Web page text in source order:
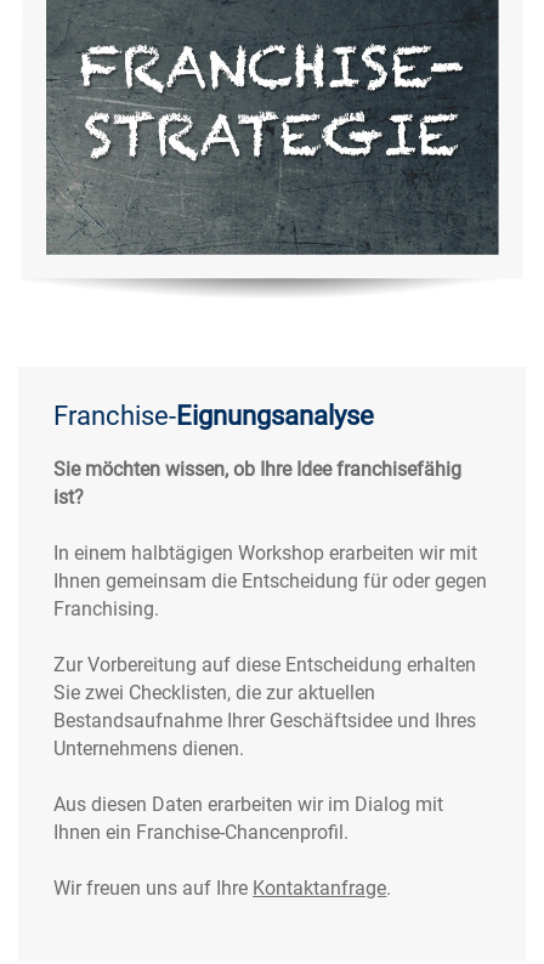
Franchise-Eignungsanalyse
Sie möchten wissen, ob Ihre Idee franchisefähig
ist?
In einem halbtägigen Workshop erarbeiten wir mit
Ihnen gemeinsam die Entscheidung für oder gegen
Franchising.
Zur Vorbereitung auf diese Entscheidung erhalten
Sie zwei Checklisten, die zur aktuellen
Bestandsaufnahme Ihrer Geschäftsidee und Ihres
Unternehmens dienen.
Aus diesen Daten erarbeiten wir im Dialog mit
Ihnen ein Franchise-Chancenprofil.
Wir freuen uns auf Ihre Kontaktanfrage.